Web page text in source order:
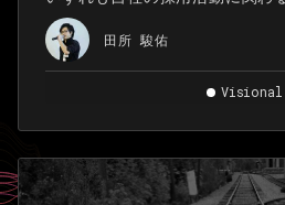
よくいただく質問ですが…。答
す！
田所 駿佑
Visional